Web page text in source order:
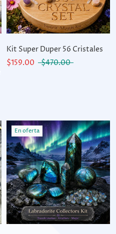
Kit Super Duper 56 Cristales
$159.00
$470.00
En oferta